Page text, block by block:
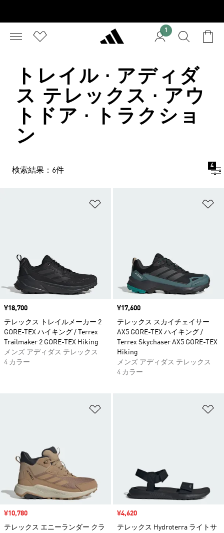
1
トレイル · アディダ
ス テレックス · アウ
トドア · トラクショ
ン
検索結果：6件
4
価格
¥18,700
テレックス トレイルメーカー 2
GORE-TEX ハイキング / Terrex
Trailmaker 2 GORE-TEX Hiking
メンズ アディダス テレックス
4 カラー
価格
¥17,600
テレックス スカイチェイサー
AX5 GORE-TEX ハイキング /
Terrex Skychaser AX5 GORE-TEX
Hiking
メンズ アディダス テレックス
4 カラー
セール価格
¥10,780
テレックス エニーランダー クラ
セール価格
¥4,620
テレックス Hydroterra ライトサ